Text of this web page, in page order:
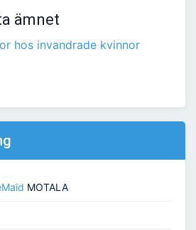
ämnet
hos invandrade kvinnor
MOTALA